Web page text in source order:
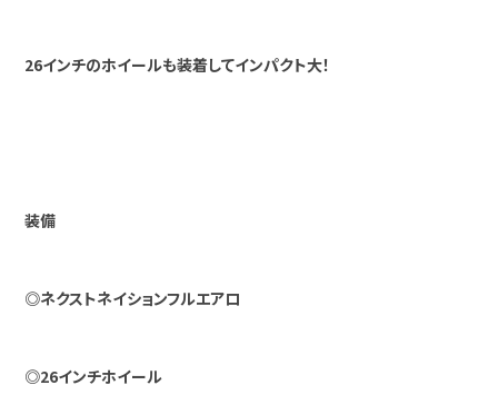
26インチのホイールも装着してインパクト大！
装備
◎ネクストネイションフルエアロ
◎26インチホイール